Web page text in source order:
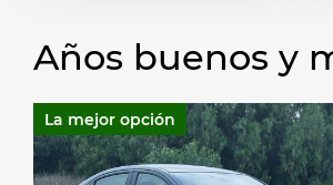
Años buenos y
La mejor opción